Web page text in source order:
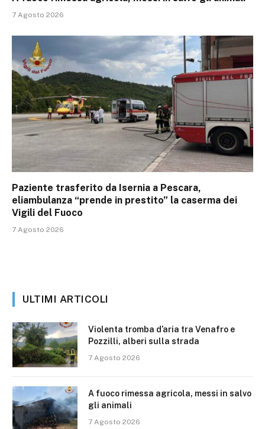
7 Agosto 2026
Paziente trasferito da Isernia a Pescara,
eliambulanza “prende in prestito” la caserma dei
Vigili del Fuoco
7 Agosto 2026
ULTIMI ARTICOLI
Violenta tromba d’aria tra Venafro e
Pozzilli, alberi sulla strada
7 Agosto 2026
A fuoco rimessa agricola, messi in salvo
gli animali
7 Agosto 2026